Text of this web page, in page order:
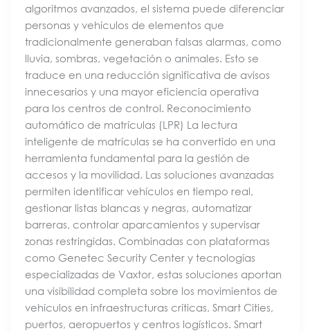
algoritmos avanzados, el sistema puede diferenciar
personas y vehículos de elementos que
tradicionalmente generaban falsas alarmas, como
lluvia, sombras, vegetación o animales. Esto se
traduce en una reducción significativa de avisos
innecesarios y una mayor eficiencia operativa
para los centros de control. Reconocimiento
automático de matrículas (LPR) La lectura
inteligente de matrículas se ha convertido en una
herramienta fundamental para la gestión de
accesos y la movilidad. Las soluciones avanzadas
permiten identificar vehículos en tiempo real,
gestionar listas blancas y negras, automatizar
barreras, controlar aparcamientos y supervisar
zonas restringidas. Combinadas con plataformas
como Genetec Security Center y tecnologías
especializadas de Vaxtor, estas soluciones aportan
una visibilidad completa sobre los movimientos de
vehículos en infraestructuras críticas, Smart Cities,
puertos, aeropuertos y centros logísticos. Smart